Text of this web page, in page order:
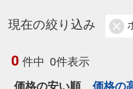
現在の絞り込み
0 件中 0件表示